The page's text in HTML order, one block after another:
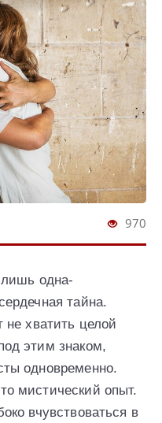
970
лишь одна-
тайна.
не хватить целой
этим знаком,
одновременно.
мистический опыт.
вчувствоваться в